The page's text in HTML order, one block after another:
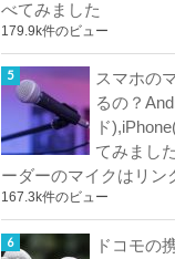
べてみました
179.9k件のビュー
スマホの
るの？
ド
てみまし
ーダーのマイクはリン
167.3k件のビュー
ドコモの